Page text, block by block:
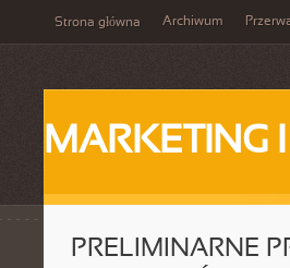
Strona główna Archiwum
MARKETING
PRELIMINARNE